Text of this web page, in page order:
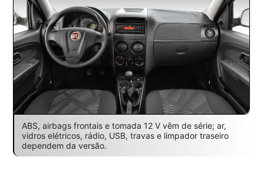
ABS, airbags frontais e tomada 12 V vêm de série; ar,
vidros elétricos, rádio, USB, travas e limpador traseiro
dependem da versão.